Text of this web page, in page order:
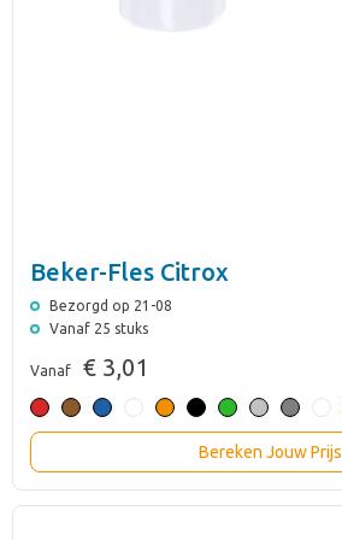
Beker-Fles Citrox
Bezorgd op 21-08
Vanaf 25 stuks
Vanaf € 3,01
Bereken Jouw Prijs